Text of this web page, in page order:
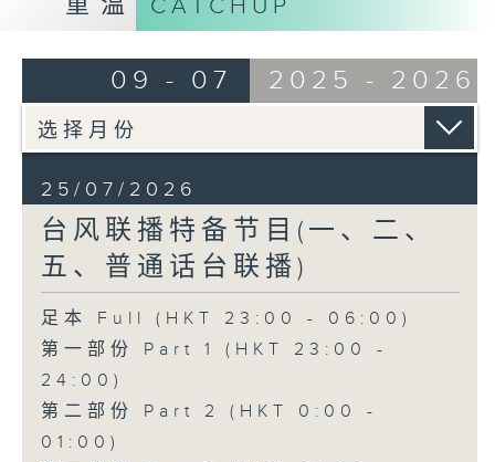
CATCHUP
09 - 07 2025 - 2026
25/07/2026
台风联播特备节目(一、二、
五、普通话台联播)
足本 Full (HKT 23:00 - 06:00)
第一部份 Part 1 (HKT 23:00 -
24:00)
第二部份 Part 2 (HKT 0:00 -
01:00)